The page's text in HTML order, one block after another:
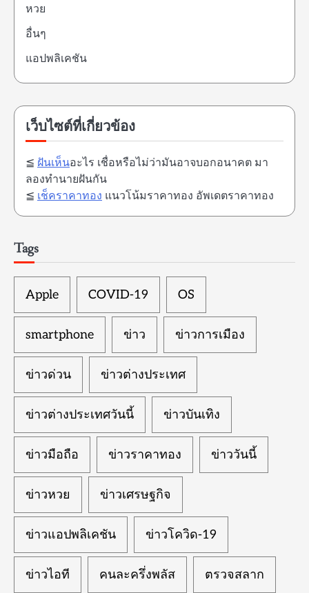
หวย
อื่นๆ
แอปพลิเคชัน
เว็บไซต์ที่เกี่ยวข้อง
≦ ฝันเห็นอะไร เชื่อหรือไม่ว่ามันอาจบอกอนาคต มา
ลองทำนายฝันกัน
≦ เช็คราคาทอง แนวโน้มราคาทอง อัพเดตราคาทอง
Tags
Apple COVID-19 OS
smartphone ข่าว ข่าวการเมือง
ข่าวด่วน ข่าวต่างประเทศ
ข่าวต่างประเทศวันนี้ ข่าวบันเทิง
ข่าวมือถือ ข่าวราคาทอง ข่าววันนี้
ข่าวหวย ข่าวเศรษฐกิจ
ข่าวแอปพลิเคชัน ข่าวโควิด-19
ข่าวไอที คนละครึ่งพลัส ตรวจสลาก